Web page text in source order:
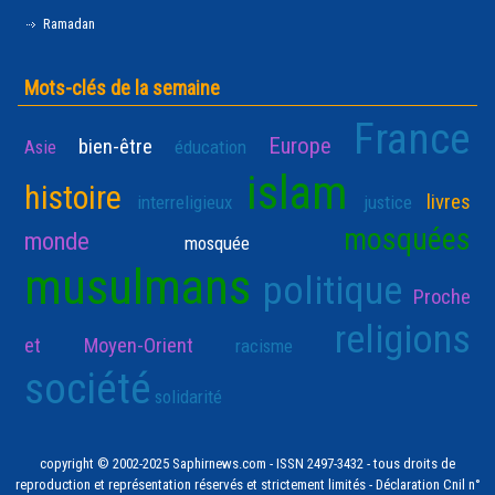
Ramadan
Mots-clés de la semaine
Asie bien-être éducation Europe France
histoire interreligieux islam justice livres
monde mosquée mosquées
musulmans politique Proche
et Moyen-Orient
racisme religions
société solidarité
copyright © 2002-2025 Saphirnews.com - ISSN 2497-3432 - tous droits de
reproduction et représentation réservés et strictement limités - Déclaration Cnil n°